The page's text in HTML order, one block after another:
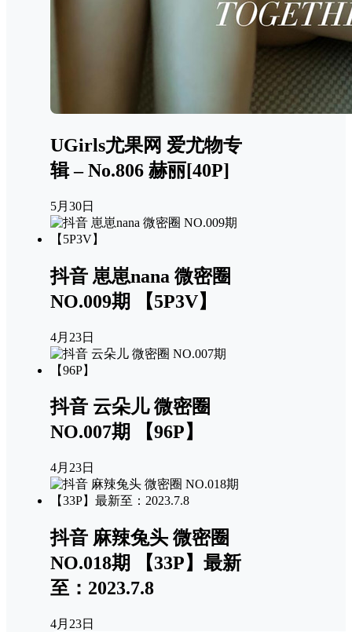
UGirls尤果网 爱尤物专
辑 – No.806 赫丽[40P]
5月30日
抖音 崽崽nana 微密圈
NO.009期 【5P3V】
4月23日
抖音 云朵儿 微密圈
NO.007期 【96P】
4月23日
抖音 麻辣兔头 微密圈
NO.018期 【33P】最新
至：2023.7.8
4月23日